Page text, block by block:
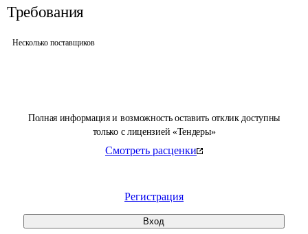
Полная информация и возможность оставить отклик доступны
только с лицензией «Тендеры»
Смотреть расценки
Регистрация
Вход
Требования
Несколько поставщиков